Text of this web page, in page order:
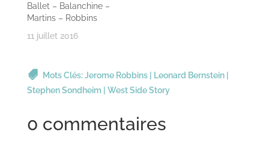
Ballet – Balanchine –
Martins – Robbins
11 juillet 2016
Mots Clés:Jerome Robbins| Leonard Bernstein|
Stephen Sondheim
West Side Story
0 commentaires